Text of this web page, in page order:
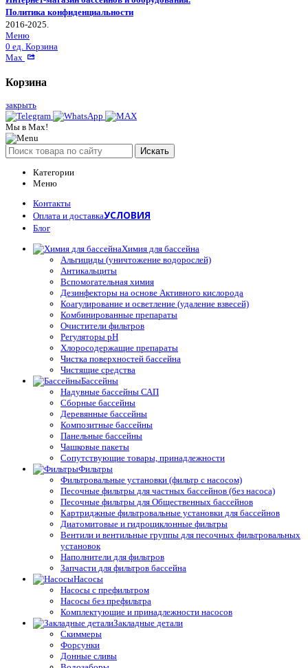
Политика конфиденциальности
2016-2025.
Меню
0 ед. Корзина
Max
Корзина
закрыть
Мы в Max!
Искать
Категории
Меню
Контакты
Оплата и доставкаУСЛОВИЯ
Блог
Химия для бассейна
Альгициды (уничтожение водорослей)
Антикальциты
Вспомогательная химия
Дезинфекторы на основе Активного кислорода
Коагулирование и осветление (удаление взвесей)
Комбинированные препараты
Очистители фильтров
Регуляторы pH
Хлоросодержащие препараты
Чистка поверхностей бассейна
Чистящие средства
Бассейны
Надувные бассейны САП
Сборные бассейны
Деревянные бассейны
Композитные бассейны
Панельные бассейны
Чашковые пакеты
Сопутствующие товары, принадлежности
Фильтры
Фильтровальные установки (фильтр с насосом)
Песочные фильтры для частных бассейнов (без насоса)
Песочные фильтры для Общественных бассейнов
Картриджные фильтровальные установки для бассейнов
Диатомитовые и гидроциклонные фильтры
Вентили и вентильные группы для песочных фильтровальных
установок
Наполнители для фильтров
Запчасти для фильтров бассейна
Насосы
Насосы с префильтром
Насосы без префильтра
Комплектующие и принадлежности насосов
Закладные детали
Скиммеры
Форсунки
Донные сливы